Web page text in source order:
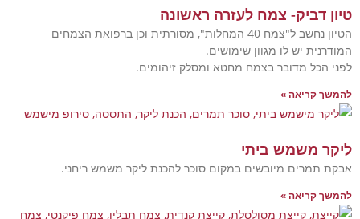
צמח לעזרה ראשונה
הטיון נחשב ל"צמח 40 המחלות", מסורתית וכן ברפואת הצמחים
יש לו מגוון שימושים.
מדובר בצמח מחטא ומסלק זיהומים.
»
ביתי
מיובשים במקום סוכר להכנת ליקר משמש ריחני.
»